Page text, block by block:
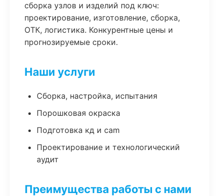
сборка узлов и изделий под ключ:
проектирование, изготовление, сборка,
ОТК, логистика. Конкурентные цены и
прогнозируемые сроки.
Наши услуги
Сборка, настройка, испытания
Порошковая окраска
Подготовка кд и cam
Проектирование и технологический
аудит
Преимущества работы с нами